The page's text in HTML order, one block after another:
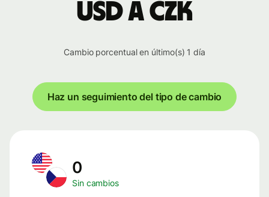
USD a CZK
Cambio porcentual en último(s) 1 día
Haz un seguimiento del tipo de cambio
0
Sin cambios